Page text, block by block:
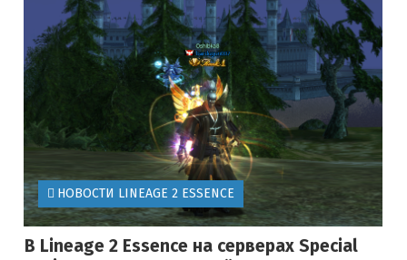
НОВОСТИ LINEAGE 2 ESSENCE
В Lineage 2 Essence на серверах Special